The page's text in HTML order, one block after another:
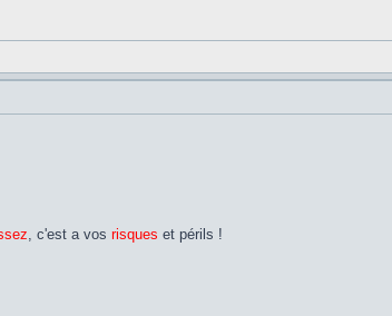
, c'est a vos risques et périls !